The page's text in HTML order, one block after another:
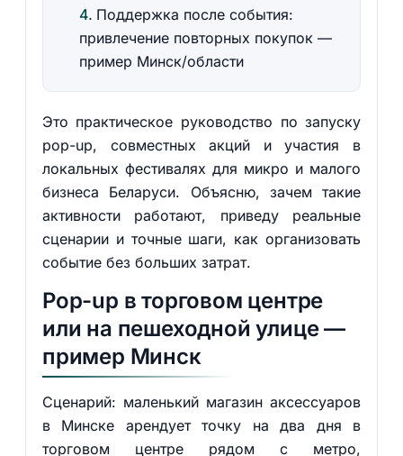
Поддержка после события:
привлечение повторных покупок —
пример Минск/области
Это практическое руководство по запуску
pop-up, совместных акций и участия в
локальных фестивалях для микро и малого
бизнеса Беларуси. Объясню, зачем такие
активности работают, приведу реальные
сценарии и точные шаги, как организовать
событие без больших затрат.
Pop-up в торговом центре
или на пешеходной улице —
пример Минск
Сценарий: маленький магазин аксессуаров
в Минске арендует точку на два дня в
торговом центре рядом с метро,